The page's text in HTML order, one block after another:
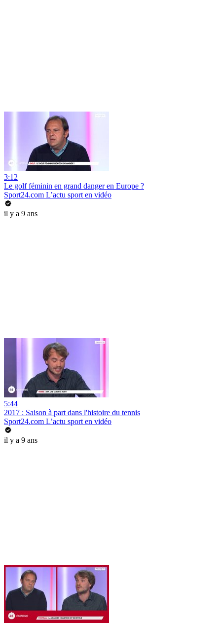
3:12
Le golf féminin en grand danger en Europe ?
Sport24.com L’actu sport en vidéo
il y a 9 ans
5:44
2017 : Saison à part dans l'histoire du tennis
Sport24.com L’actu sport en vidéo
il y a 9 ans